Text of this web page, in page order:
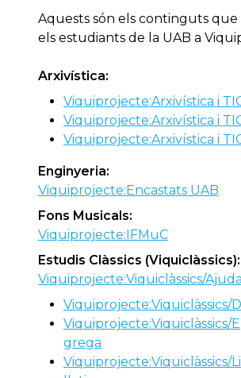
Aquests són els continguts
els estudiants de la UAB a
Arxivística:
Viquiprojecte:Arxivística i
Viquiprojecte:Arxivística i
Viquiprojecte:Arxivística i
Enginyeria:
Viquiprojecte:Encastats UAB
Fons Musicals:
Viquiprojecte:IFMuC
Estudis Clàssics (Viquiclàssics):
Viquiprojecte:Viquiclàssics/Ajuda
Viquiprojecte:Viquiclàssics/
Viquiprojecte:Viquiclàssics/
grega
Viquiprojecte:Viquiclàssics/